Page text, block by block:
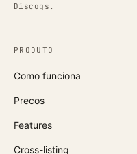
Discogs.
PRODUTO
Como funciona
Precos
Features
Cross-listing